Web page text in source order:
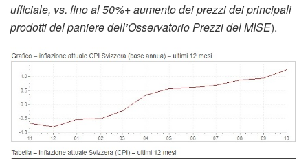
ufficiale, vs. fino al 50%+ aumento dei prezzi dei principali
prodotti del paniere dell’Osservatorio Prezzi del MISE).